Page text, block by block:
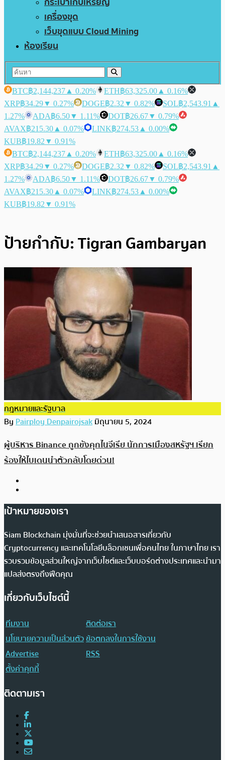
เครื่องขุด
เว็บขุดแบบ Cloud Mining
ห้องเรียน
BTC฿2,144,237 ▲ 0.20% ETH฿63,325.00 ▲ 0.16%
XRP฿34.29▼ 0.27% DOGE฿2.32 ▼ 0.82% SOL฿2,543.91 ▲
1.27%
ADA฿6.50▼ 1.11% DOT฿26.67▼ 0.79%
AVAX฿215.30 ▲ 0.07% LINK฿274.53 ▲ 0.00%
KUB฿19.82 ▼ 0.91%
BTC฿2,144,237 ▲ 0.20% ETH฿63,325.00 ▲ 0.16%
XRP฿34.29▼ 0.27% DOGE฿2.32 ▼ 0.82% SOL฿2,543.91 ▲
1.27%
ADA฿6.50▼ 1.11% DOT฿26.67▼ 0.79%
AVAX฿215.30 ▲ 0.07% LINK฿274.53 ▲ 0.00%
KUB฿19.82 ▼ 0.91%
ป้ายกำกับ:Tigran Gambaryan
กฎหมายและรัฐบาล
ByPairploy Denpairojsakมิถุนายน 5, 2024
ผู้บริหาร Binance ถูกขังคุกไนจีเรีย นักการเมืองสหรัฐฯ เรียก
ร้องให้ไบเดนนำตัวกลับโดยด่วน!
เป้าหมายของเรา
Siam Blockchain มุ่งมั่นที่จะช่วยนำเสนอสารเกี่ยวกับ
Cryptocurrency และเทคโนโลยีบล็อกเชนเพื่อคนไทย ในภาษาไทย เรา
รวบรวมข้อมูลส่วนใหญ่จากเว็บไซต์และเว็บบอร์ดต่างประเทศและนำมา
แปลส่งตรงถึงฟีดคุณ
เกี่ยวกับเว็บไซต์นี้
ทีมงาน
ติดต่อเรา
นโยบายความเป็นส่วนตัวข้อตกลงในการใช้งาน
Advertise
RSS
ตั้งค่าคุกกี้
ติดตามเรา